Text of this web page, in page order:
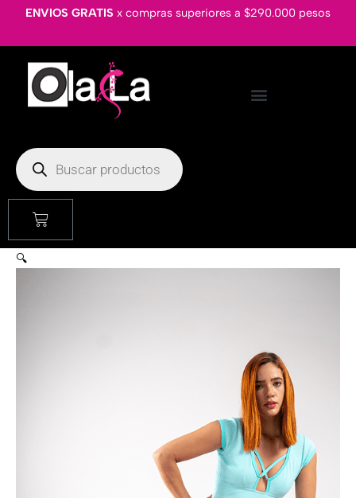
contenido
ENVIOS GRATIS x compras superiores a $290.000 pesos
de
productos
Cart
🔍
JUMPSUITS
INSPIRE
cantidad